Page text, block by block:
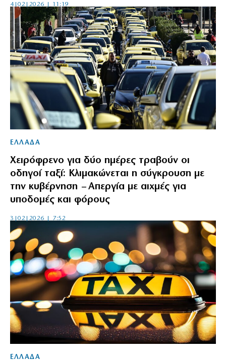
4|02|2026 | 11:19
ΕΛΛΑΔΑ
Χειρόφρενο για δύο ημέρες τραβούν οι
οδηγοί ταξί: Κλιμακώνεται η σύγκρουση με
την κυβέρνηση – Απεργία με αιχμές για
υποδομές και φόρους
3|02|2026 | 7:52
ΕΛΛΑΔΑ